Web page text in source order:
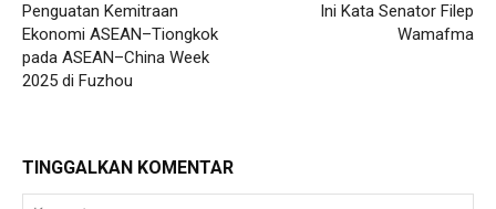
Penguatan Kemitraan
Ekonomi ASEAN–Tiongkok
pada ASEAN–China Week
2025 di Fuzhou
Ini Kata Senator Filep
Wamafma
TINGGALKAN KOMENTAR